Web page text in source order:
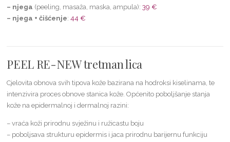
– njega (peeling, masaža, maska, ampula):39 €
– njega + čišćenje:44 €
PEEL RE-NEW tretman lica
Cjelovita obnova svih tipova kože bazirana na hodroksi kiselinama, te
intenzivira proces obnove stanica kože. Općenito poboljšanje stanja
kože na epidermalnoj i dermalnoj razini:
– vraća koži prirodnu svježinu i ružicastu boju
– poboljsava strukturu epidermis i jaca prirodnu barijernu funkciju